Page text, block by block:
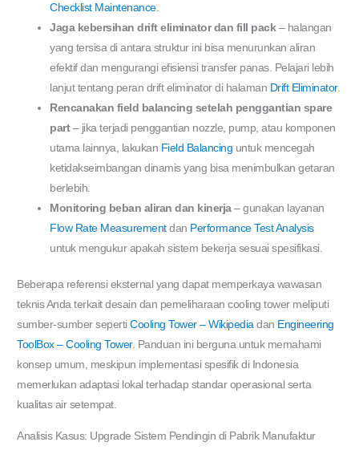
Checklist Maintenance.
Jaga kebersihan drift eliminator dan fill pack– halangan
yang tersisa di antara struktur ini bisa menurunkan aliran
efektif dan mengurangi efisiensi transfer panas. Pelajari lebih
lanjut tentang peran drift eliminator di halaman Drift Eliminator.
Rencanakan field balancing setelah penggantian spare
part– jika terjadi penggantian nozzle, pump, atau komponen
utama lainnya, lakukan Field Balancing untuk mencegah
ketidakseimbangan dinamis yang bisa menimbulkan getaran
berlebih.
Monitoring beban aliran dan kinerja– gunakan layanan
Flow Rate Measurementdan Performance Test Analysis
untuk mengukur apakah sistem bekerja sesuai spesifikasi.
Beberapa referensi eksternal yang dapat memperkaya wawasan
teknis Anda terkait desain dan pemeliharaan cooling tower meliputi
sumber-sumber sepertiCooling Tower – Wikipediadan Engineering
ToolBox – Cooling Tower. Panduan ini berguna untuk memahami
konsep umum, meskipun implementasi spesifik di Indonesia
memerlukan adaptasi lokal terhadap standar operasional serta
kualitas air setempat.
Analisis Kasus: Upgrade Sistem Pendingin di Pabrik Manufaktur